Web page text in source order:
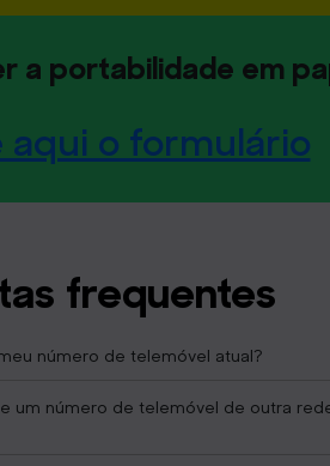
a portabilidade em
aqui o formulário
frequentes
número de telemóvel atual?
um número de telemóvel de outra